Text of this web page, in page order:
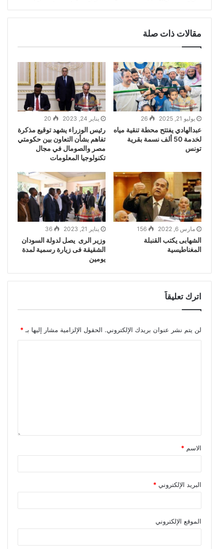
مقالات ذات صلة
يوليو 21, 2025 26
عبدالهادي يفتتح محطة تنقية مياه
لخدمة 50 ألف نسمة بقرية
تونس
يناير 24, 2023 20
رئيس الوزراء يشهد توقيع مذكرة
تفاهم بشأن التعاون بين حكومتي
مصر والصومال في مجال
تكنولوجيا المعلومات
مارس 6, 2022 156
الشهابى يكتب القنبلة
المغناطيسية
يناير 21, 2023 36
وزير الرى يصل لدولة السودان
الشقيقة فى زيارة رسمية لمدة
يومين
اترك تعليقاً
لن يتم نشر عنوان بريدك الإلكتروني. الحقول الإلزامية مشار إليها بـ *
الاسم *
البريد الإلكتروني *
الموقع الإلكتروني